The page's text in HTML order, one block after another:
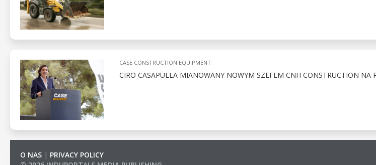
CASE CONSTRUCTION EQUIPMENT
CIRO CASAPULLA MIANOWANY NOWYM SZEFEM CNH CONSTRUCTION NA
O NAS | PRIVACY POLICY